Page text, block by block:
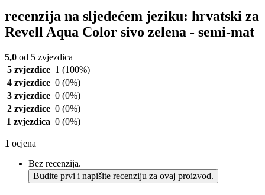
recenzija na sljedećem jeziku: hrvatski za
Revell Aqua Color sivo zelena - semi-mat
5,0 od 5 zvjezdica
5 zvjezdice 1 (100%)
4 zvjezdice 0 (0%)
3 zvjezdice 0 (0%)
2 zvjezdice 0 (0%)
1 zvjezdica 0 (0%)
1 ocjena
Bez recenzija.
Budite prvi i napišite recenziju za ovaj proizvod.